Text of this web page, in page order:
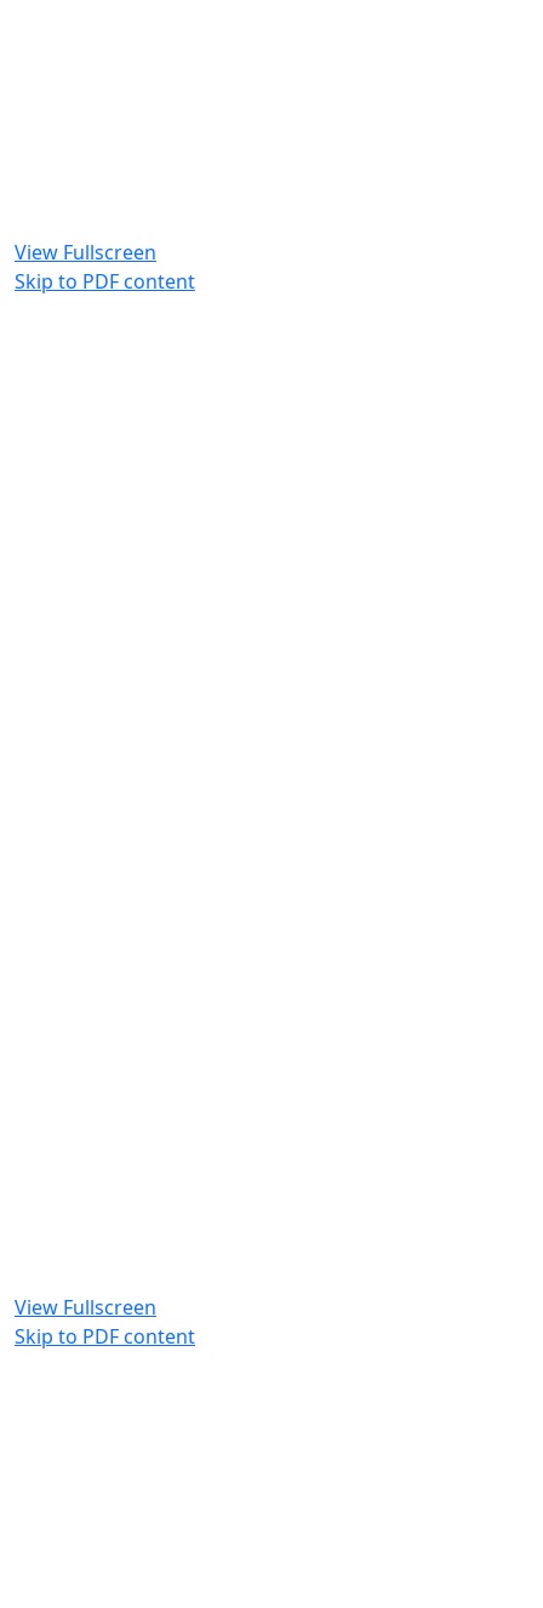
View Fullscreen
Skip to PDF content
View Fullscreen
Skip to PDF content